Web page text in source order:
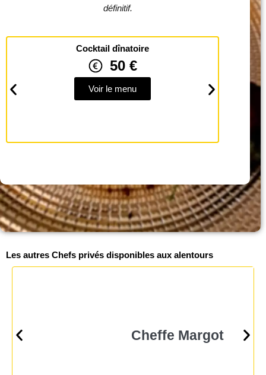
définitif.
Cocktail dînatoire
50 €
Voir le menu
Les autres Chefs privés disponibles aux alentours
Cheffe Margot